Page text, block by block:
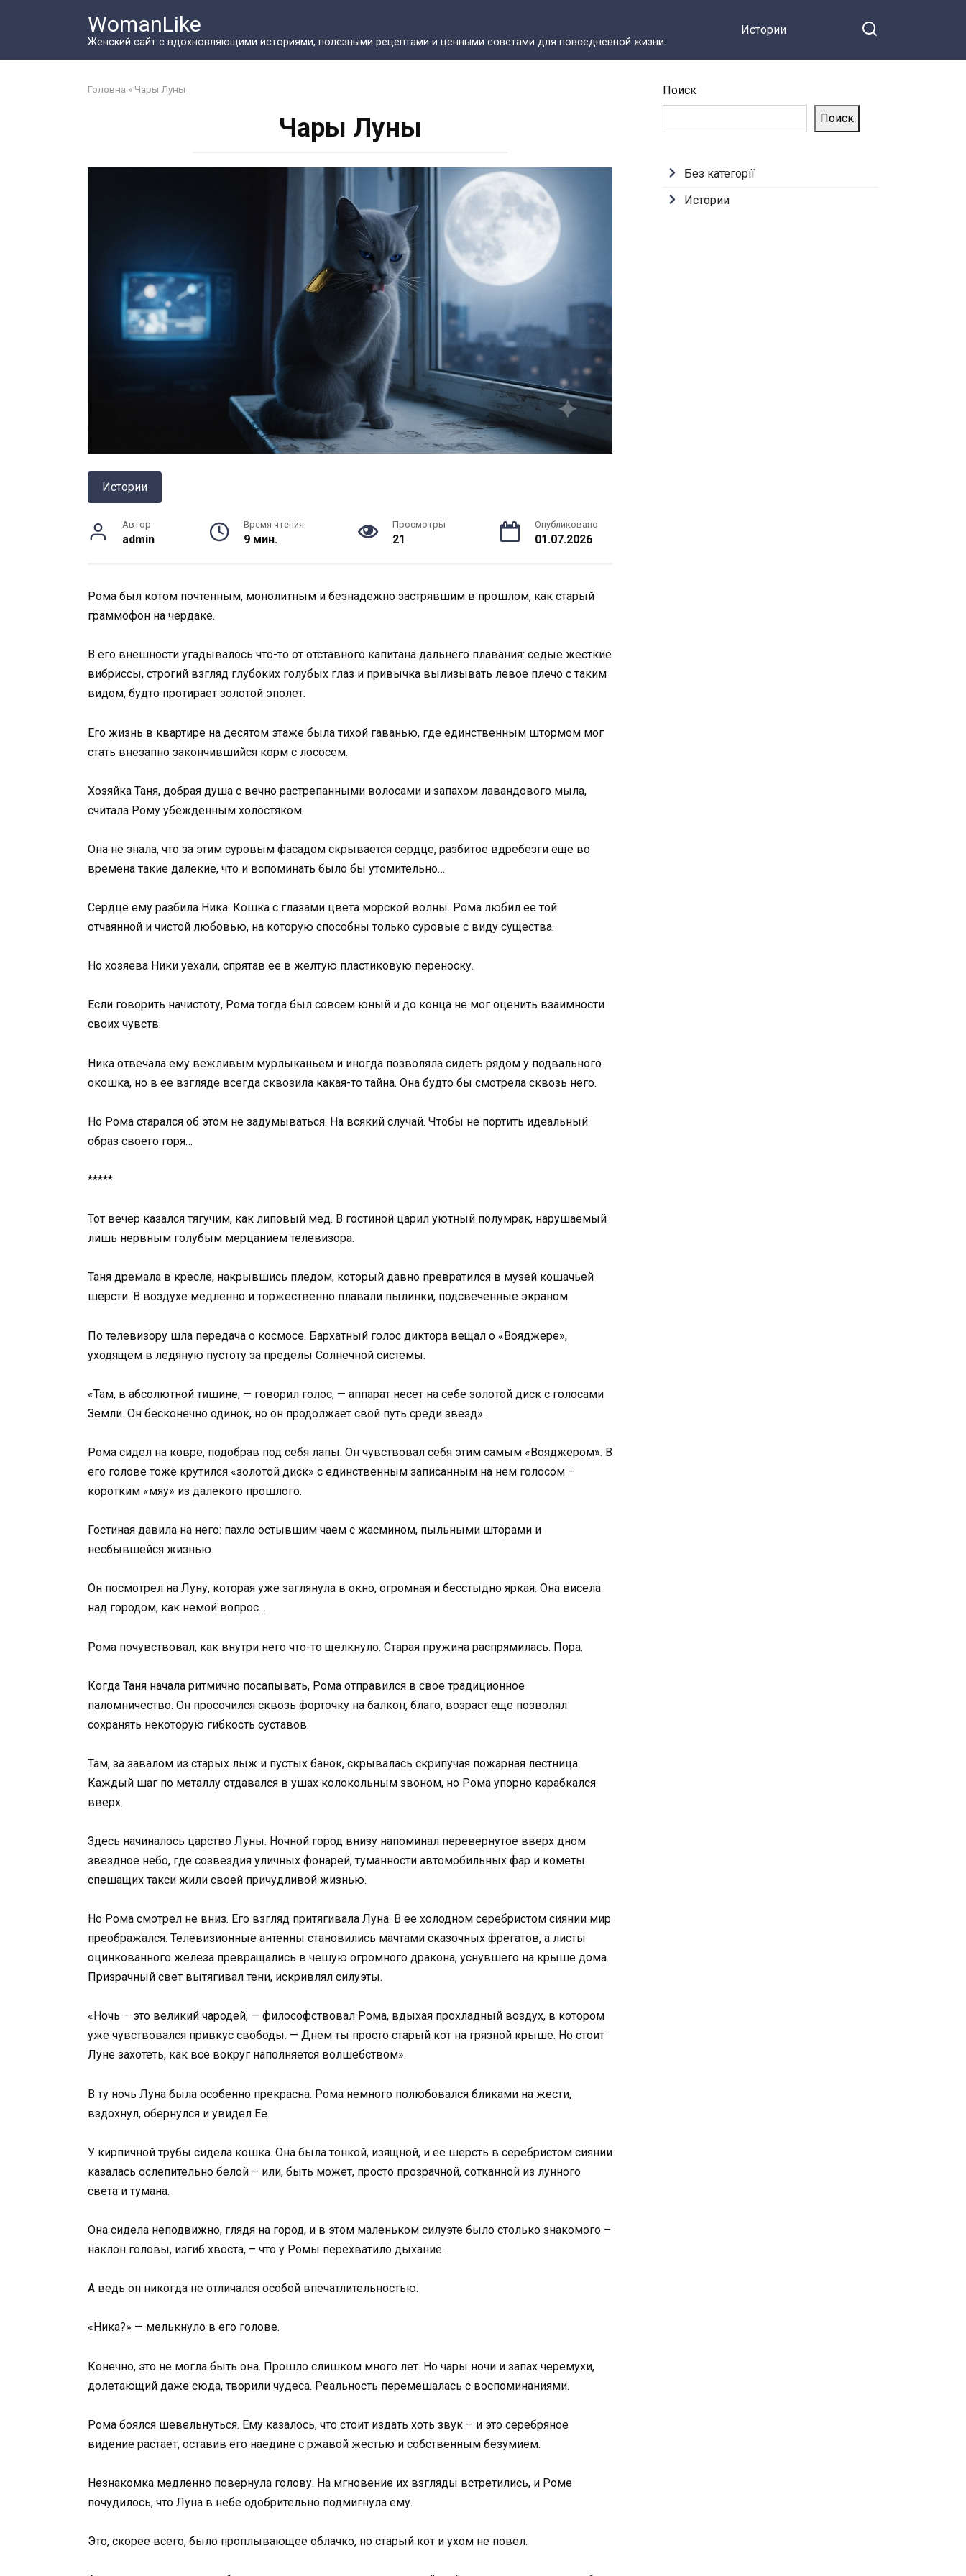
WomanLike
Женский сайт с вдохновляющими историями, полезными рецептами и ценными советами для повседневной жизни.
Истории
Головна » Чары Луны
Чары Луны
Истории
Автор
admin
Время чтения
9 мин.
Просмотры
21
Опубликовано
01.07.2026
Рома был котом почтенным, монолитным и безнадежно застрявшим в прошлом, как старый
граммофон на чердаке.
В его внешности угадывалось что-то от отставного капитана дальнего плавания: седые жесткие
вибриссы, строгий взгляд глубоких голубых глаз и привычка вылизывать левое плечо с таким
видом, будто протирает золотой эполет.
Его жизнь в квартире на десятом этаже была тихой гаванью, где единственным штормом мог
стать внезапно закончившийся корм с лососем.
Хозяйка Таня, добрая душа с вечно растрепанными волосами и запахом лавандового мыла,
считала Рому убежденным холостяком.
Она не знала, что за этим суровым фасадом скрывается сердце, разбитое вдребезги еще во
времена такие далекие, что и вспоминать было бы утомительно…
Сердце ему разбила Ника. Кошка с глазами цвета морской волны. Рома любил ее той
отчаянной и чистой любовью, на которую способны только суровые с виду существа.
Но хозяева Ники уехали, спрятав ее в желтую пластиковую переноску.
Если говорить начистоту, Рома тогда был совсем юный и до конца не мог оценить взаимности
своих чувств.
Ника отвечала ему вежливым мурлыканьем и иногда позволяла сидеть рядом у подвального
окошка, но в ее взгляде всегда сквозила какая-то тайна. Она будто бы смотрела сквозь него.
Но Рома старался об этом не задумываться. На всякий случай. Чтобы не портить идеальный
образ своего горя…
*****
Тот вечер казался тягучим, как липовый мед. В гостиной царил уютный полумрак, нарушаемый
лишь нервным голубым мерцанием телевизора.
Таня дремала в кресле, накрывшись пледом, который давно превратился в музей кошачьей
шерсти. В воздухе медленно и торжественно плавали пылинки, подсвеченные экраном.
По телевизору шла передача о космосе. Бархатный голос диктора вещал о «Вояджере»,
уходящем в ледяную пустоту за пределы Солнечной системы.
«Там, в абсолютной тишине, — говорил голос, — аппарат несет на себе золотой диск с голосами
Земли. Он бесконечно одинок, но он продолжает свой путь среди звезд».
Рома сидел на ковре, подобрав под себя лапы. Он чувствовал себя этим самым «Вояджером». В
его голове тоже крутился «золотой диск» с единственным записанным на нем голосом –
коротким «мяу» из далекого прошлого.
Гостиная давила на него: пахло остывшим чаем с жасмином, пыльными шторами и
несбывшейся жизнью.
Он посмотрел на Луну, которая уже заглянула в окно, огромная и бесстыдно яркая. Она висела
над городом, как немой вопрос…
Рома почувствовал, как внутри него что-то щелкнуло. Старая пружина распрямилась. Пора.
Когда Таня начала ритмично посапывать, Рома отправился в свое традиционное
паломничество. Он просочился сквозь форточку на балкон, благо, возраст еще позволял
сохранять некоторую гибкость суставов.
Там, за завалом из старых лыж и пустых банок, скрывалась скрипучая пожарная лестница.
Каждый шаг по металлу отдавался в ушах колокольным звоном, но Рома упорно карабкался
вверх.
Здесь начиналось царство Луны. Ночной город внизу напоминал перевернутое вверх дном
звездное небо, где созвездия уличных фонарей, туманности автомобильных фар и кометы
спешащих такси жили своей причудливой жизнью.
Но Рома смотрел не вниз. Его взгляд притягивала Луна. В ее холодном серебристом сиянии мир
преображался. Телевизионные антенны становились мачтами сказочных фрегатов, а листы
оцинкованного железа превращались в чешую огромного дракона, уснувшего на крыше дома.
Призрачный свет вытягивал тени, искривлял силуэты.
«Ночь – это великий чародей, — философствовал Рома, вдыхая прохладный воздух, в котором
уже чувствовался привкус свободы. — Днем ты просто старый кот на грязной крыше. Но стоит
Луне захотеть, как все вокруг наполняется волшебством».
В ту ночь Луна была особенно прекрасна. Рома немного полюбовался бликами на жести,
вздохнул, обернулся и увидел Ее.
У кирпичной трубы сидела кошка. Она была тонкой, изящной, и ее шерсть в серебристом сиянии
казалась ослепительно белой – или, быть может, просто прозрачной, сотканной из лунного
света и тумана.
Она сидела неподвижно, глядя на город, и в этом маленьком силуэте было столько знакомого –
наклон головы, изгиб хвоста, – что у Ромы перехватило дыхание.
А ведь он никогда не отличался особой впечатлительностью.
«Ника?» — мелькнуло в его голове.
Конечно, это не могла быть она. Прошло слишком много лет. Но чары ночи и запах черемухи,
долетающий даже сюда, творили чудеса. Реальность перемешалась с воспоминаниями.
Рома боялся шевельнуться. Ему казалось, что стоит издать хоть звук – и это серебряное
видение растает, оставив его наедине с ржавой жестью и собственным безумием.
Незнакомка медленно повернула голову. На мгновение их взгляды встретились, и Роме
почудилось, что Луна в небе одобрительно подмигнула ему.
Это, скорее всего, было проплывающее облачко, но старый кот и ухом не повел.
Поиск
Поиск
Без категорії
Истории